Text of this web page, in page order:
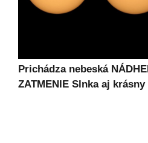
Prichádza nebeská
ZATMENIE Slnka aj